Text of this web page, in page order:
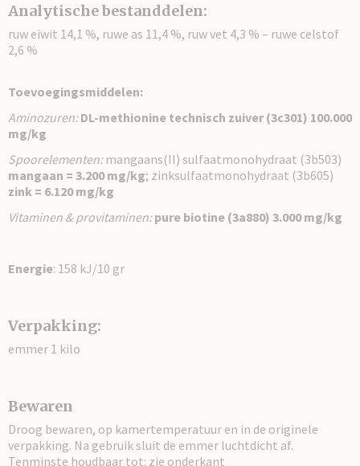
Analytische bestanddelen:
ruw eiwit 14,1 %, ruwe as 11,4 %, ruw vet 4,3 % – ruwe celstof
2,6 %
Toevoegingsmiddelen:
Aminozuren: DL-methionine technisch zuiver (3c301) 100.000
mg/kg
Spoorelementen:mangaans(II) sulfaatmonohydraat (3b503)
mangaan = 3.200 mg/kg; zinksulfaatmonohydraat (3b605)
zink = 6.120 mg/kg
Vitaminen & provitaminen: pure biotine (3a880) 3.000 mg/kg
Energie: 158 kJ/10 gr
Verpakking:
emmer 1 kilo
Bewaren
Droog bewaren, op kamertemperatuur en in de originele
verpakking. Na gebruik sluit de emmer luchtdicht af.
Tenminste houdbaar tot: zie onderkant